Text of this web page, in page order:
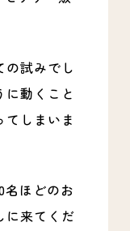
の試みでし
動くこと
しまいま
名ほどのお
に来てくだ